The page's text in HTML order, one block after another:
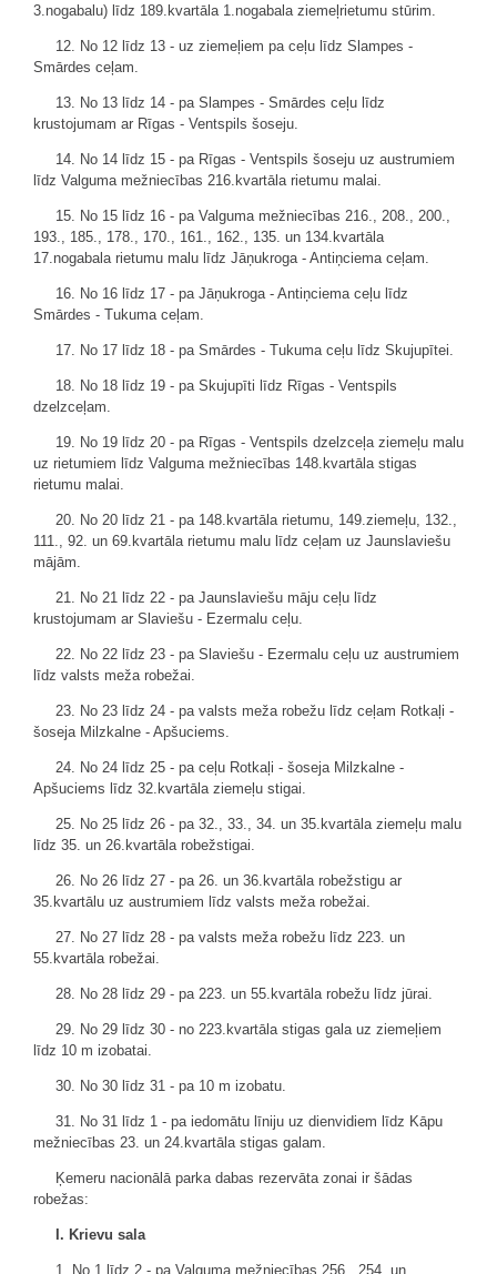
3.nogabalu) līdz 189.kvartāla 1.nogabala ziemeļrietumu stūrim.
12. No 12 līdz 13 - uz ziemeļiem pa ceļu līdz Slampes -
Smārdes ceļam.
13. No 13 līdz 14 - pa Slampes - Smārdes ceļu līdz
krustojumam ar Rīgas - Ventspils šoseju.
14. No 14 līdz 15 - pa Rīgas - Ventspils šoseju uz austrumiem
līdz Valguma mežniecības 216.kvartāla rietumu malai.
15. No 15 līdz 16 - pa Valguma mežniecības 216., 208., 200.,
193., 185., 178., 170., 161., 162., 135. un 134.kvartāla
17.nogabala rietumu malu līdz Jāņukroga - Antiņciema ceļam.
16. No 16 līdz 17 - pa Jāņukroga - Antiņciema ceļu līdz
Smārdes - Tukuma ceļam.
17. No 17 līdz 18 - pa Smārdes - Tukuma ceļu līdz Skujupītei.
18. No 18 līdz 19 - pa Skujupīti līdz Rīgas - Ventspils
dzelzceļam.
19. No 19 līdz 20 - pa Rīgas - Ventspils dzelzceļa ziemeļu malu
uz rietumiem līdz Valguma mežniecības 148.kvartāla stigas
rietumu malai.
20. No 20 līdz 21 - pa 148.kvartāla rietumu, 149.ziemeļu, 132.,
111., 92. un 69.kvartāla rietumu malu līdz ceļam uz Jaunslaviešu
mājām.
21. No 21 līdz 22 - pa Jaunslaviešu māju ceļu līdz
krustojumam ar Slaviešu - Ezermalu ceļu.
22. No 22 līdz 23 - pa Slaviešu - Ezermalu ceļu uz austrumiem
līdz valsts meža robežai.
23. No 23 līdz 24 - pa valsts meža robežu līdz ceļam Rotkaļi -
šoseja Milzkalne - Apšuciems.
24. No 24 līdz 25 - pa ceļu Rotkaļi - šoseja Milzkalne -
Apšuciems līdz 32.kvartāla ziemeļu stigai.
25. No 25 līdz 26 - pa 32., 33., 34. un 35.kvartāla ziemeļu malu
līdz 35. un 26.kvartāla robežstigai.
26. No 26 līdz 27 - pa 26. un 36.kvartāla robežstigu ar
35.kvartālu uz austrumiem līdz valsts meža robežai.
27. No 27 līdz 28 - pa valsts meža robežu līdz 223. un
55.kvartāla robežai.
28. No 28 līdz 29 - pa 223. un 55.kvartāla robežu līdz jūrai.
29. No 29 līdz 30 - no 223.kvartāla stigas gala uz ziemeļiem
līdz 10 m izobatai.
30. No 30 līdz 31 - pa 10 m izobatu.
31. No 31 līdz 1 - pa iedomātu līniju uz dienvidiem līdz Kāpu
mežniecības 23. un 24.kvartāla stigas galam.
Ķemeru nacionālā parka dabas rezervāta zonai ir šādas
robežas:
I. Krievu sala
1. No 1 līdz 2 - pa Valguma mežniecības 256., 254. un